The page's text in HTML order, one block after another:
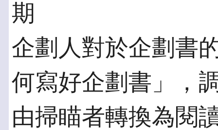
期
企劃人對於企劃書
何寫好企劃書」，
由掃瞄者轉換為閱